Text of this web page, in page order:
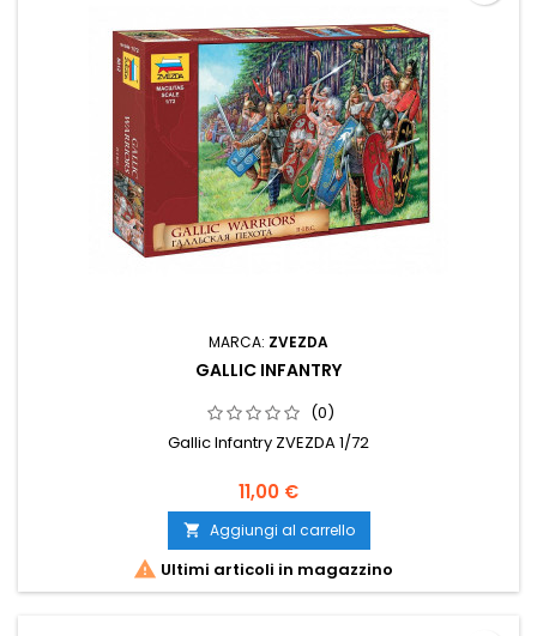
MARCA: ZVEZDA
GALLIC INFANTRY
(0)
Gallic Infantry ZVEZDA 1/72
11,00 €
 Aggiungi al carrello
 Ultimi articoli in magazzino